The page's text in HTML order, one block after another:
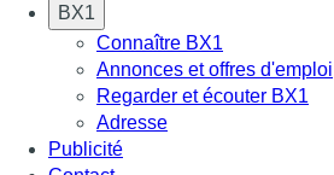
BX1
Connaître BX1
Annonces et offres d'emploi
Regarder et écouter BX1
Adresse
Publicité